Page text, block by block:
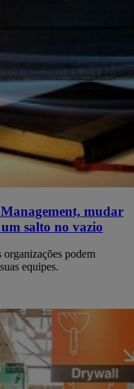
mudar
salto no vazio
podem
equipes.